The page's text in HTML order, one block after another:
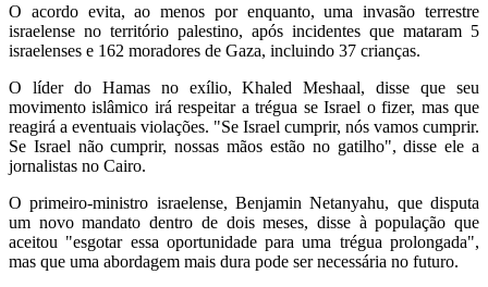
O acordo evita, ao menos por enquanto, uma invasão terrestre
israelense no território palestino, após incidentes que mataram 5
israelenses e 162 moradores de Gaza, incluindo 37 crianças.
O líder do Hamas no exílio, Khaled Meshaal, disse que seu
movimento islâmico irá respeitar a trégua se Israel o fizer, mas que
reagirá a eventuais violações. "Se Israel cumprir, nós vamos cumprir.
Se Israel não cumprir, nossas mãos estão no gatilho", disse ele a
jornalistas no Cairo.
O primeiro-ministro israelense, Benjamin Netanyahu, que disputa
um novo mandato dentro de dois meses, disse à população que
aceitou "esgotar essa oportunidade para uma trégua prolongada",
mas que uma abordagem mais dura pode ser necessária no futuro.